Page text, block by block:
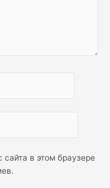
в этом браузере